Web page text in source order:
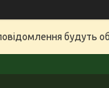
будуть